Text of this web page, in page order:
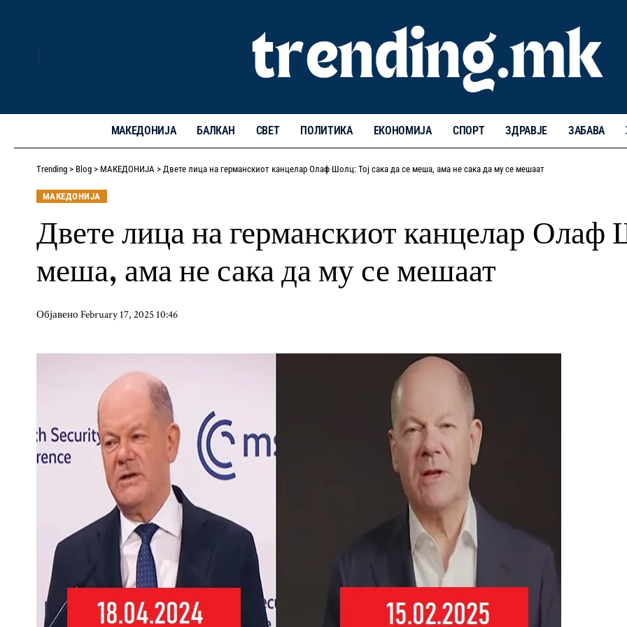
МАКЕДОНИЈА БАЛКАН СВЕТ ПОЛИТИКА ЕКОНОМИЈА СПОРТ ЗДРАВЈЕ ЗАБАВА
Trending > Blog > МАКЕДОНИЈА > Двете лица на германскиот канцелар Олаф Шолц: Тој сака да се меша, ама не сака да му се мешаат
МАКЕДОНИЈА
Двете лица на германскиот канцелар Олаф
меша, ама не сака да му се мешаат
Објавено February 17, 2025 10:46